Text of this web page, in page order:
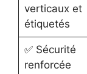
verticaux et
étiquetés
✅ Sécurité
renforcée